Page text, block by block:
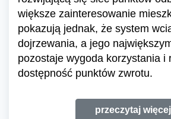
większe zainteresowanie
pokazują jednak, że system
dojrzewania, a jego
pozostaje wygoda korzystania i
dostępność punktów zwrotu.
przeczytaj więcej